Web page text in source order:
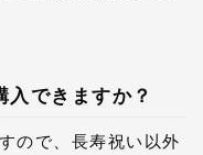
できますか？
ので、長寿祝い以外